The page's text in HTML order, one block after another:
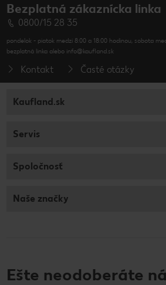
Bezplatná zákaznícka linka
0800/15 28 35
pondelok - piatok medzi 8:00 a 18:00 hodinou, sobota
bezplatná linka alebo info@kaufland.sk
Kontakt Časté otázky
Kaufland.sk
Servis
Spoločnosť
Naše značky
Ešte neodoberáte